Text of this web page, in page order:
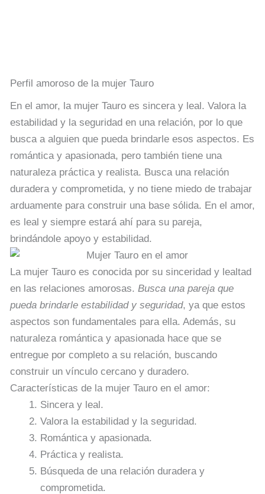
Perfil amoroso de la mujer Tauro
En el amor, la mujer Tauro es sincera y leal. Valora la
estabilidad y la seguridad en una relación, por lo que
busca a alguien que pueda brindarle esos aspectos. Es
romántica y apasionada, pero también tiene una
naturaleza práctica y realista. Busca una relación
duradera y comprometida, y no tiene miedo de trabajar
arduamente para construir una base sólida. En el amor,
es leal y siempre estará ahí para su pareja,
brindándole apoyo y estabilidad.
La mujer Tauro es conocida por su sinceridad y lealtad
en las relaciones amorosas. Busca una pareja que
pueda brindarle estabilidad y seguridad, ya que estos
aspectos son fundamentales para ella. Además, su
naturaleza romántica y apasionada hace que se
entregue por completo a su relación, buscando
construir un vínculo cercano y duradero.
Características de la mujer Tauro en el amor:
Sincera y leal.
Valora la estabilidad y la seguridad.
Romántica y apasionada.
Práctica y realista.
Búsqueda de una relación duradera y
comprometida.